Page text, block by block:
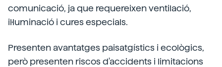
comunicació, ja que requereixen ventilació,
il·luminació i cures especials.
Presenten avantatges paisatgístics i ecològics,
però presenten riscos d'accidents i limitacions